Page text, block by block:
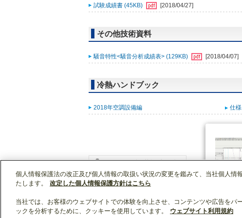
試験成績書 (45KB) [2018/04/27]
その他技術資料
騒音特性<騒音分析成績表> (129KB) [2018/04/07]
冷熱ハンドブック
2018年空調設備編 仕
WIN2Kトップ 製品情報
個人情報保護法の改正及び個人情報の取扱い状況の変更を鑑みて、当社個人情
たします。
改定した個人情報保護方針はこちら
当社では、お客様のウェブサイトでの体験を向上させ、コンテンツや広告をパ
ックを分析するために、クッキーを使用しています。
ウェブサイト利用規約